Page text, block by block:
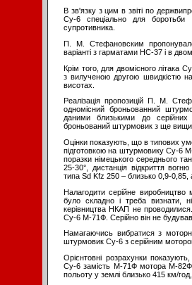
В зв'язку з цим в звіті по
Су-6 спеціально для боротьби
супротивника.
П. М. Стефановским
варіанті з гарматами НС-37 і в
Крім того, для двомісного
з вилученою другою швидкістю
висотах.
Реалізація пропозицій П. М.
одномісний броньованний
даними близькими до серійних
броньований штурмовик з ще
Оцінки показують, що в типових
підготовкою на штурмовику Су-6 М-
поразки німецького середнього
25-30°, дистанція відкриття
типа Sd Kfz 250 – близько 0,9-0,85,
Налагодити серійне
було складно і треба визнати,
керівництва НКАП не
Су-6 М-71Ф. Серійно він не
Намагаючись вибратися з
штурмовик Су-6 з серійним
Орієнтовні розрахунки
Су-6 замість М-71Ф мотора М-
польоту у землі близько 415 км/